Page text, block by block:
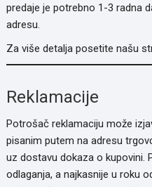
predaje je potrebno 1-3 radna
adresu.
Za više detalja posetite našu
Reklamacije
Potrošač reklamaciju može
pisanim putem na adresu
uz dostavu dokaza o kupovini.
odlaganja, a najkasnije u roku